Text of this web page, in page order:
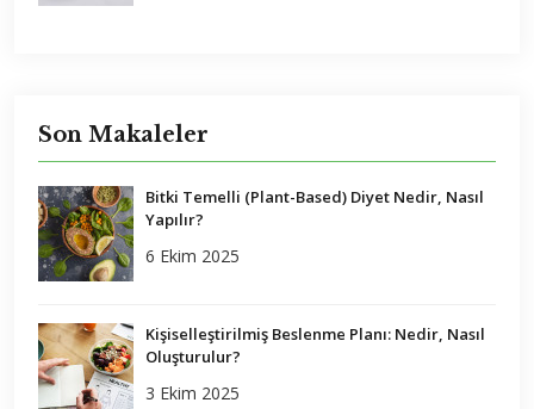
Son Makaleler
Bitki Temelli (Plant-Based) Diyet Nedir, Nasıl
Yapılır?
6 Ekim 2025
Kişiselleştirilmiş Beslenme Planı: Nedir, Nasıl
Oluşturulur?
3 Ekim 2025